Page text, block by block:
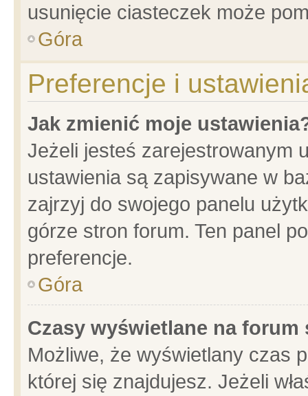
usunięcie ciasteczek może
Góra
Preferencje i
Jak zmienić moje
Jeżeli jesteś zarejestrowanym
ustawienia są zapisywane w
zajrzyj do swojego panelu
górze stron forum. Ten panel
preferencje.
Góra
Czasy wyświetlane na forum
Możliwe, że wyświetlany czas
której się znajdujesz. Jeżeli